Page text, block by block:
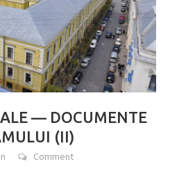
— DOCUMENTE
(II)
Comment